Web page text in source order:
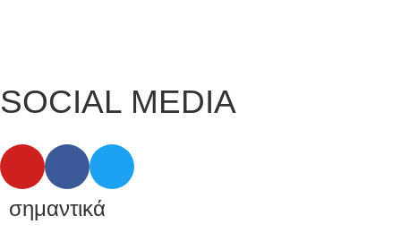
SOCIAL MEDIA
σημαντικά